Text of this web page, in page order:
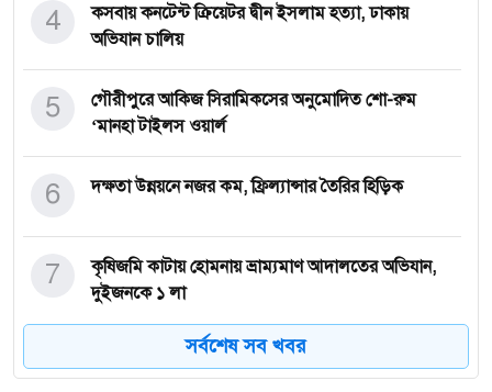
কসবায় কনটেন্ট ক্রিয়েটর দ্বীন ইসলাম হত্যা, ঢাকায়
অভিযান চালিয়
4
গৌরীপুরে আকিজ সিরামিকসের অনুমোদিত শো-রুম
‘মানহা টাইলস ওয়ার্ল
5
দক্ষতা উন্নয়নে নজর কম, ফ্রিল্যান্সার তৈরির হিড়িক
6
কৃষিজমি কাটায় হোমনায় ভ্রাম্যমাণ আদালতের অভিযান,
দুইজনকে ১ লা
7
দাউদকান্দিতে আব্দুল্লাহ আল রয়েলের বিরুদ্ধে ‘মিথ্যা
মামলা ও
8 সর্বশেষ সব খবর